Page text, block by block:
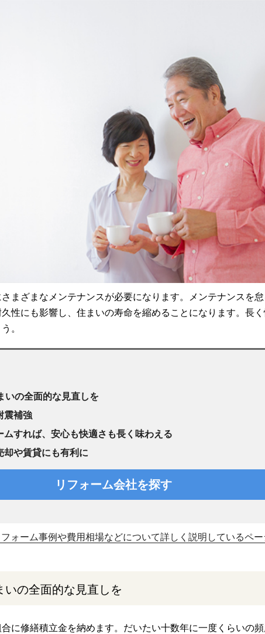
まざまなメンテナンスが必要になります。メンテナンスを
性にも影響し、住まいの寿命を縮めることになります。長
。
いの全面的な見直しを
震補強
ムすれば、安心も快適さも長く味わえる
却や賃貸にも有利に
リフォーム会社を探す
ォーム事例や費用相場などについて詳しく説明しているペー
の全面的な見直しを
に修繕積立金を納めます。だいたい十数年に一度くらいの